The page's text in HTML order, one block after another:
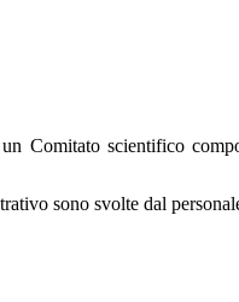
Comitato scientifico
sono svolte dal